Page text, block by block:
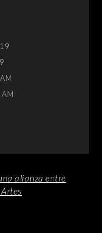
alianza entre